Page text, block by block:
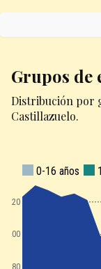
Grupos de
Distribución por
Castillazuelo.
180
200
220
0-16 años